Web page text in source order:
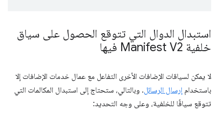
استبدال الدوال التي تتوقع الحصول على سياق
خلفية Manifest V2 فيها
لا يمكن لسياقات الإضافات الأخرى التفاعل مع عمال خدمات الإضافات إلا
باستخدام إرسال الرسائل. وبالتالي، ستحتاج إلى استبدال المكالمات التي
تتوقع سياقًا للخلفية، وعلى وجه التحديد: